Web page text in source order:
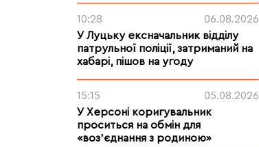
10:28
06.08.2026
У Луцьку ексначальник відділу
патрульної поліції, затриманий на
хабарі, пішов на угоду
15:15
05.08.2026
У Херсоні коригувальник
проситься на обмін для
«возʼєднання з родиною»